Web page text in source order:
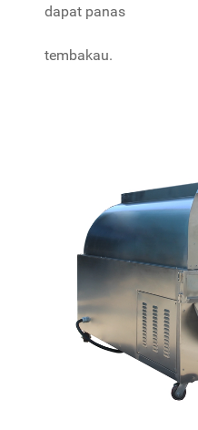
dapat panas
tembakau.